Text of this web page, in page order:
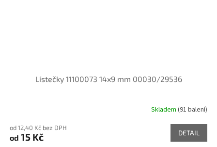
Lístečky 11100073 14x9 mm 00030/29536
Skladem (91 balení)
od 12,40 Kč bez DPH
od 15 Kč DETAIL